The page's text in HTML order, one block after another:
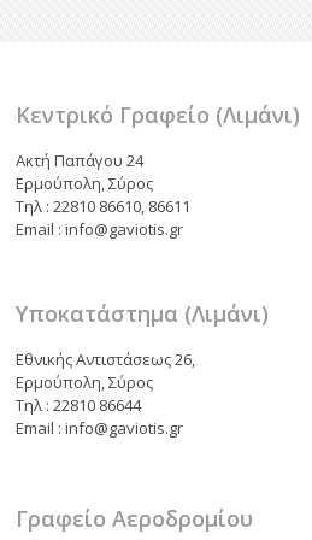
ε
Κεντρικό Γραφείο (Λιμάνι)
Ακτή Παπάγου 24
Ερμούπολη, Σύρος
Τηλ : 22810 86610, 86611
Email : info@gaviotis.gr
Υποκατάστημα (Λιμάνι)
Εθνικής Αντιστάσεως 26,
Ερμούπολη, Σύρος
Τηλ : 22810 86644
Email : info@gaviotis.gr
Γραφείο Αεροδρομίου